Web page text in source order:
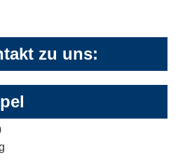
zu uns: